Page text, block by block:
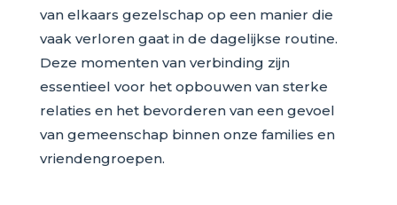
van elkaars gezelschap op een manier die
vaak verloren gaat in de dagelijkse routine.
Deze momenten van verbinding zijn
essentieel voor het opbouwen van sterke
relaties en het bevorderen van een gevoel
van gemeenschap binnen onze families en
vriendengroepen.